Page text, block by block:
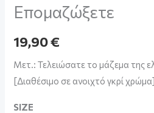
Επομαζώξετε
19,90€
Μετ.: Τελειώσατε το μάζεμα της
[Διαθέσιμο σε ανοιχτό γκρί χρώμα]
SIZE